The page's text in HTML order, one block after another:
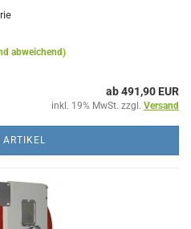
abweichend)
ab 491,90 EUR
inkl. 19% MwSt. zzgl. Versand
ARTIKEL